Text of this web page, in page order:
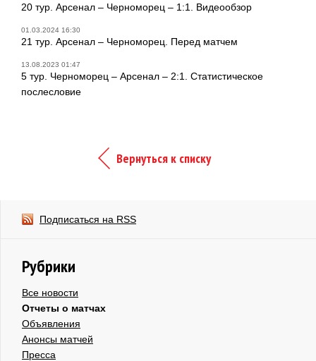
20 тур. Арсенал – Черноморец – 1:1. Видеообзор
01.03.2024 16:30
21 тур. Арсенал – Черноморец. Перед матчем
13.08.2023 01:47
5 тур. Черноморец – Арсенал – 2:1. Статистическое
послесловие
Вернуться к списку
Подписаться на RSS
Рубрики
Все новости
Отчеты о матчах
Объявления
Анонсы матчей
Пресса